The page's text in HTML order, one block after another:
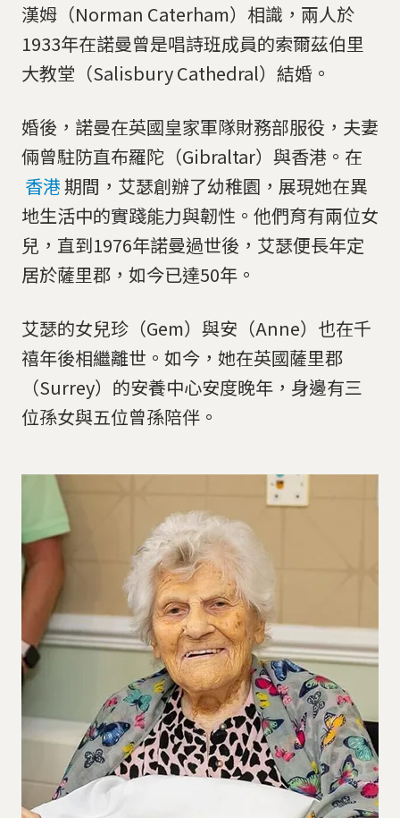
漢姆（Norman Caterham）相識，兩人於
1933年在諾曼曾是唱詩班成員的索爾茲伯里
大教堂（Salisbury Cathedral）結婚。
婚後，諾曼在英國皇家軍隊財務部服役，夫妻
倆曾駐防直布羅陀（Gibraltar）與香港。在
香港期間，艾瑟創辦了幼稚園，展現她在異
地生活中的實踐能力與韌性。他們育有兩位女
兒，直到1976年諾曼過世後，艾瑟便長年定
居於薩里郡，如今已達50年。
艾瑟的女兒珍（Gem）與安（Anne）也在千
禧年後相繼離世。如今，她在英國薩里郡
（Surrey）的安養中心安度晚年，身邊有三
位孫女與五位曾孫陪伴。